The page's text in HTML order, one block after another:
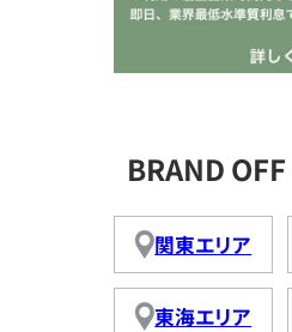
BRAND
関東エリア
東海エリア